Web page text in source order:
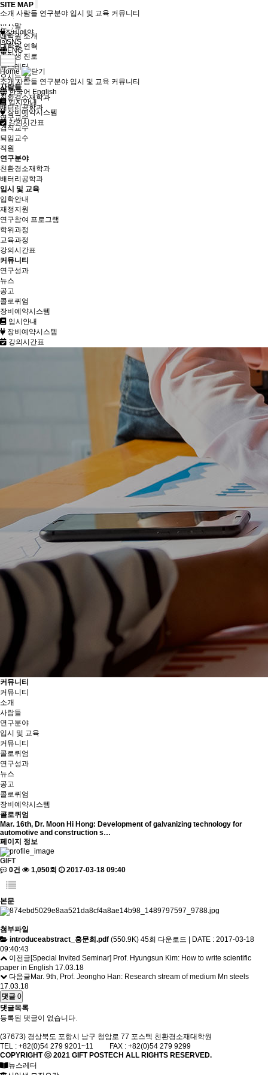
SITE MAP
소개
인사말
대학원 소개
대학원 연혁
졸업생 진로
뉴스레터
오시는 길
사람들
친환경소재학과
배터리공학과
연구교수
겸직교수
퇴임교수
직원
연구분야
친환경소재학과
배터리공학과
입시 및 교육
입학안내
재정지원
연구참여 프로그램
학위과정
교육과정
강의시간표
커뮤니티
연구성과
뉴스
공고
콜로퀴엄
장비예약시스템
입시안내
장비예약시스템
강의시간표
소개 사람들 연구분야 입시 및 교육 커뮤니티
장비예약
SNS
ENG
Home
소개 사람들 연구분야 입시 및 교육 커뮤니티
한국어 English
입시안내
장비예약시스템
강의시간표
커뮤니티
커뮤니티
소개
사람들
연구분야
입시 및 교육
커뮤니티
콜로퀴엄
연구성과
뉴스
공고
콜로퀴엄
장비예약시스템
콜로퀴엄
Mar. 16th, Dr. Moon Hi Hong: Development of galvanizing technology for
automotive and construction s…
페이지 정보
GIFT
0건
1,050회 2017-03-18 09:40
본문
첨부파일
introduceabstract_홍문희.pdf (550.9K) 45회 다운로드 | DATE : 2017-03-18
09:40:43
이전글[Special Invited Seminar] Prof. Hyungsun Kim: How to write scientific
paper in English 17.03.18
다음글 Mar. 9th, Prof. Jeongho Han: Research stream of medium Mn steels
17.03.18
댓글 0
댓글목록
등록된 댓글이 없습니다.
(37673) 경상북도 포항시 남구 청암로 77 포스텍 친환경소재대학원
TEL : +82(0)54 279 9201~11 FAX : +82(0)54 279 9299
COPYRIGHT ⓒ 2021 GIFTPOSTECH ALL RIGHTS RESERVED.
뉴스레터